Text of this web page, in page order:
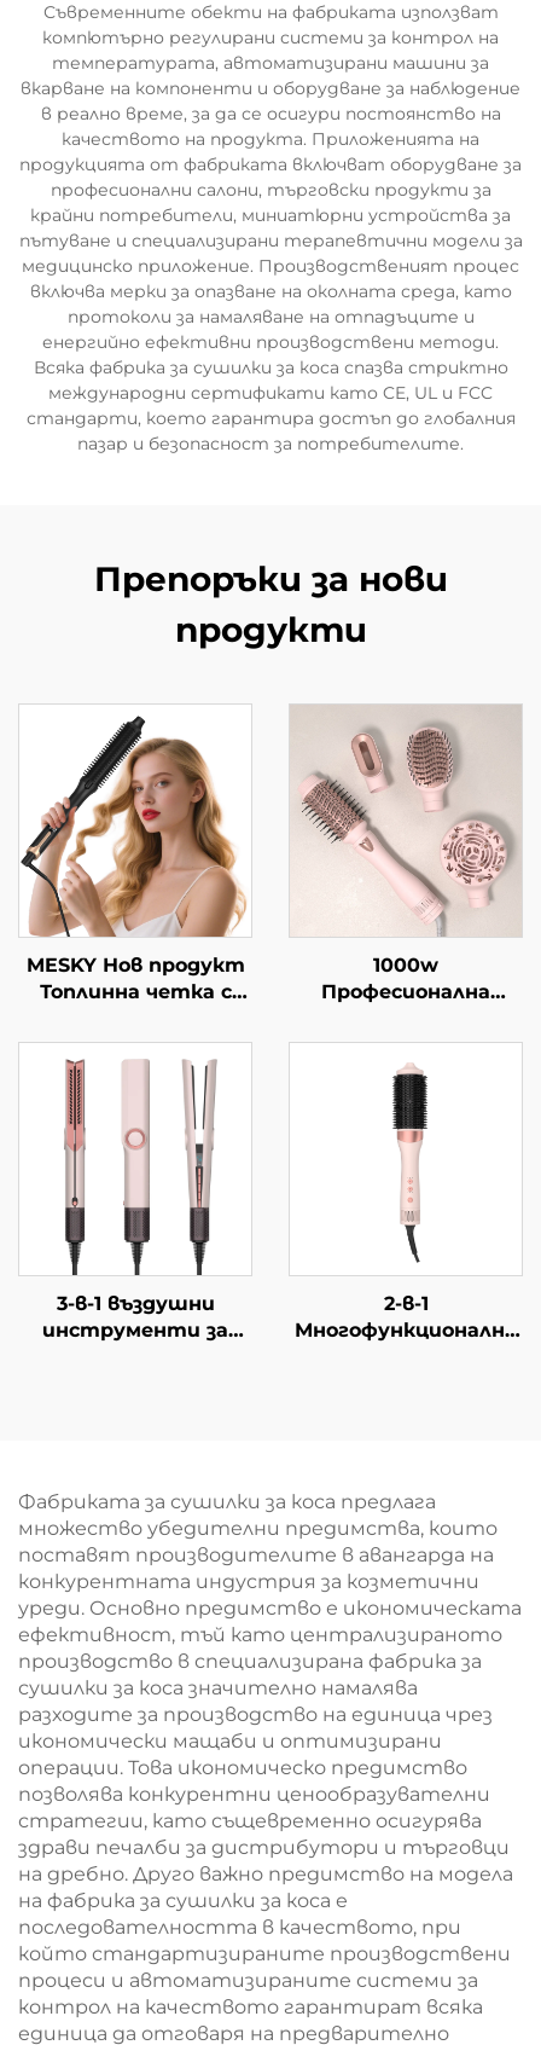
Съвременните обекти на фабриката използват
компютърно регулирани системи за контрол на
температурата, автоматизирани машини за
вкарване на компоненти и оборудване за наблюдение
в реално време, за да се осигури постоянство на
качеството на продукта. Приложенията на
продукцията от фабриката включват оборудване за
професионални салони, търговски продукти за
крайни потребители, миниатюрни устройства за
пътуване и специализирани терапевтични модели за
медицинско приложение. Производственият процес
включва мерки за опазване на околната среда, като
протоколи за намаляване на отпадъците и
енергийно ефективни производствени методи.
Всяка фабрика за сушилки за коса спазва стриктно
международни сертификати като CE, UL и FCC
стандарти, което гарантира достъп до глобалния
пазар и безопасност за потребителите.
Препоръки за нови
продукти
MESKY Нов продукт
Топлинна четка с
нагряващ се 38 мм
цилиндър
Електрическа четка
за навиване на коса
1000w
Професионална
едностъпкова
сушилка и
обемообразуващ
уред, сушилка с
издухване на въздух,
автоматична мулти
четка 4 в 1,
йонизираща, OEM
3-в-1 въздушни
инструменти за
изправител с
мощност 1500 W
2-в-1
Многофункционална
четка
Фабриката за сушилки за коса предлага
множество убедителни предимства, които
поставят производителите в авангарда на
конкурентната индустрия за козметични
уреди. Основно предимство е икономическата
ефективност, тъй като централизираното
производство в специализирана фабрика за
сушилки за коса значително намалява
разходите за производство на единица чрез
икономически мащаби и оптимизирани
операции. Това икономическо предимство
позволява конкурентни ценообразувателни
стратегии, като същевременно осигурява
здрави печалби за дистрибутори и търговци
на дребно. Друго важно предимство на модела
на фабрика за сушилки за коса е
последователността в качеството, при
който стандартизираните производствени
процеси и автоматизираните системи за
контрол на качеството гарантират всяка
единица да отговаря на предварително